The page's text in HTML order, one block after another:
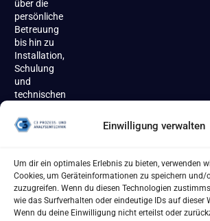
Einwilligung verwalten
Um dir ein optimales Erlebnis zu bieten, verwenden
Cookies, um Geräteinformationen zu speichern und/
zuzugreifen. Wenn du diesen Technologien
wie das Surfverhalten oder eindeutige IDs auf dieser
Wenn du deine Einwilligung nicht erteilst oder
über die
persönliche
Betreuung
bis hin zu
Installation,
Schulung
und
technischen
begleiten
wir unsere
und
Kunden
zuverlässig
über den
gesamten